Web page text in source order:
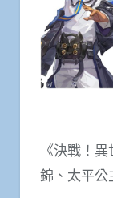
《決戰！
錦、太平公